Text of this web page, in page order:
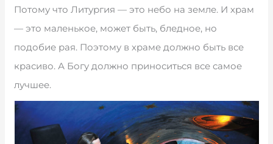
Потому что Литургия — это небо на земле. И храм
— это маленькое, может быть, бледное, но
подобие рая. Поэтому в храме должно быть все
красиво. А Богу должно приноситься все самое
лучшее.